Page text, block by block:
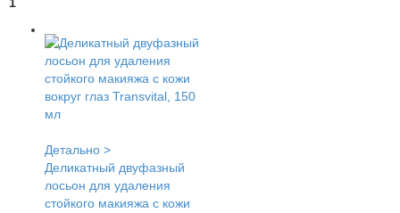
Детально >
Деликатный двуфазный
лосьон для удаления
стойкого макияжа с кожи